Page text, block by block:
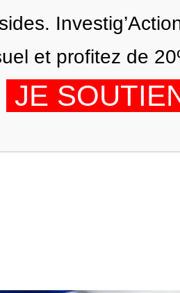
NOUS AGENDA
et profitez de
JE